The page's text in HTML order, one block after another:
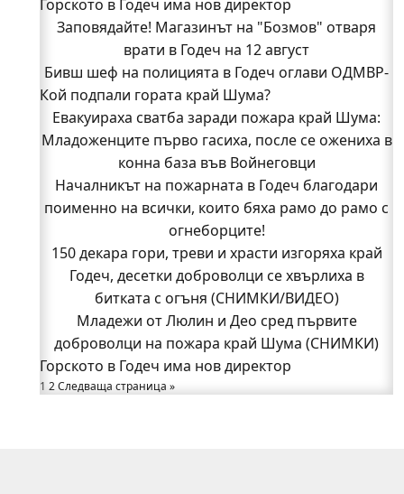
Горското в Годеч има нов директор
Заповядайте! Магазинът на "Бозмов" отваря
врати в Годеч на 12 август
Бивш шеф на полицията в Годеч оглави ОДМВР-
Видин
Кой подпали гората край Шума?
Младежи от Люлин и Део сред първите
доброволци на пожара край Шума (СНИМКИ)
Началникът на пожарната в Годеч благодари
поименно на всички, които бяха рамо до рамо с
огнеборците!
150 декара гори, треви и храсти изгоряха край
Годеч, десетки доброволци се хвърлиха в
битката с огъня (СНИМКИ/ВИДЕО)
Полицията влиза в селата
Възможни са прекъсвания на тока утре в части
от община Годеч
Какво накара Яна и Станимир да изберат Годеч
Кой подпали гората край Шума?
Евакуираха сватба заради пожара край Шума:
Младоженците първо гасиха, после се ожениха в
конна база във Войнеговци
Началникът на пожарната в Годеч благодари
поименно на всички, които бяха рамо до рамо с
огнеборците!
150 декара гори, треви и храсти изгоряха край
Годеч, десетки доброволци се хвърлиха в
битката с огъня (СНИМКИ/ВИДЕО)
Младежи от Люлин и Део сред първите
доброволци на пожара край Шума (СНИМКИ)
Горското в Годеч има нов директор
1 2Следваща страница »